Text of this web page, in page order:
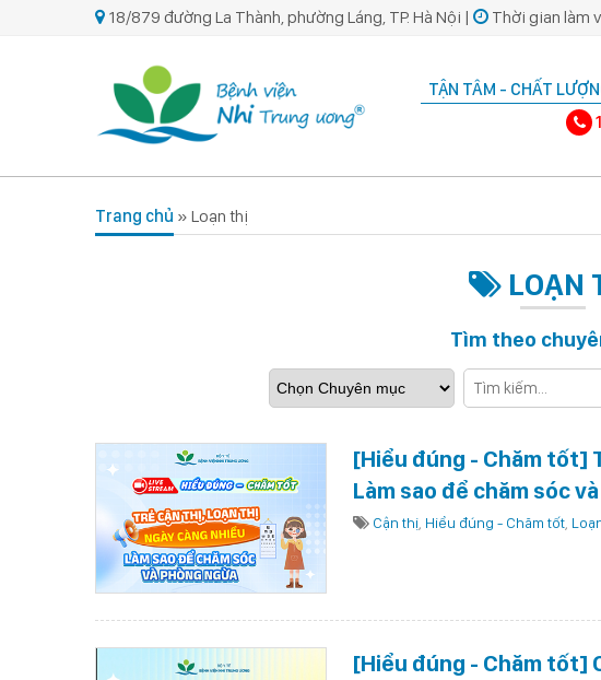
18/879 đường La Thành, phường Láng, TP. Hà Nội | Thời gian làm
TẬN TÂM - CHẤT
Trang chủ » Loạn thị
LOẠN
Tìm theo
[Hiểu đúng - Chăm tốt]
Làm sao để chăm sóc
Cận thị, Hiểu đúng - Chăm tốt,
[Hiểu đúng - Chăm tốt]